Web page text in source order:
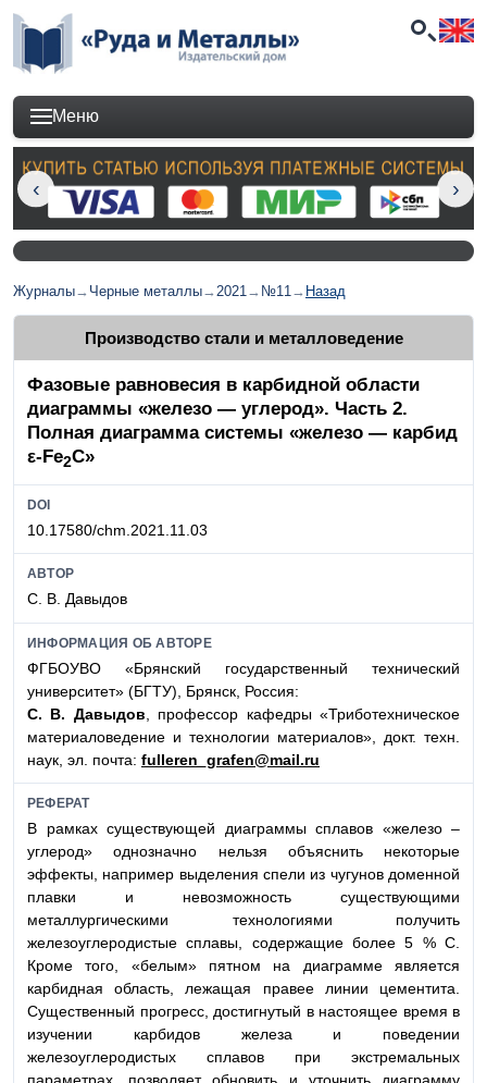
Меню
Журналы→ Черные металлы→2021→ №11→ Назад
Производство стали и металловедение
Фазовые равновесия в карбидной области
диаграммы «железо — углерод». Часть 2.
Полная диаграмма системы «железо — карбид
ε-Fe2C»
DOI
10.17580/chm.2021.11.03
АВТОР
С. В. Давыдов
ИНФОРМАЦИЯ ОБ АВТОРЕ
ФГБОУВО «Брянский государственный технический
университет» (БГТУ), Брянск, Россия:
С. В. Давыдов , профессор кафедры «Триботехническое
материаловедение и технологии материалов», докт. техн.
наук, эл. почта: fulleren_grafen@mail.ru
РЕФЕРАТ
В рамках существующей диаграммы сплавов «железо –
углерод» однозначно нельзя объяснить некоторые
эффекты, например выделения спели из чугунов доменной
плавки и невозможность существующими
металлургическими технологиями получить
железоуглеродистые сплавы, содержащие более 5 % С.
Кроме того, «белым» пятном на диаграмме является
карбидная область, лежащая правее линии цементита.
Существенный прогресс, достигнутый в настоящее время в
изучении карбидов железа и поведении
железоуглеродистых сплавов при экстремальных